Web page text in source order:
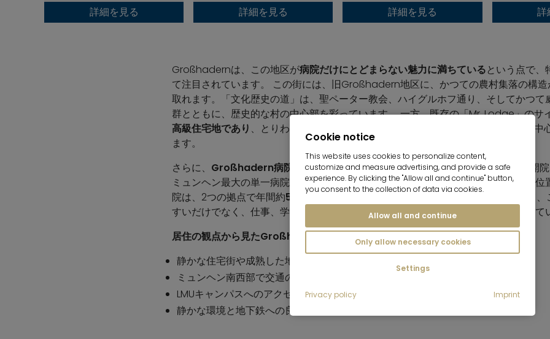
詳細を見る
詳細を見る
詳細を見る
詳
Großhadernは、この地区が病院だけにとどまらない魅力に満ちているという点で、
て注目されています。 この街には、旧Großhadern地区に、かつての農村集落の構
取れます。「文化歴史の道」は、聖ペーター教会、ハイグルホフ通り、そしてかつて
群とともに、歴史的な村の中心部を彩っています。 一方、既存の「Mr. Lodge」のサ
高級住宅地であり 、とりわけ一戸建て住宅や19世紀に建てられた改修済みの農家が中
ます。
さらに、 Großhadern病院という大きな立地要因も加わります。市は、1974年に開
ミュンヘン最大の単一病院複合施設であり、バイエルン州最大の大学病院であると位
院は、2つの拠点で年間約50万人の患者を
診療しています。 Großhadernにとって
すいだけでなく、仕事、学術、医療の面でも極めて重要な拠点であることを意味して
居住の観点から見たGroßhadernの典型的なターゲット層は、
静かな住宅街や成熟した地域環境を重視する
ミュンヘン南西部で交通の便の良い場所に居住を希望する
LMUキャンパスへのアクセスが近いことを重視する、
病院や大学に近い世帯
静かな環境と地下鉄への良好なアクセスを求める、
Cookie notice
This website uses cookies to personalize content,
customize and measure advertising, and provide a safe
experience. By clicking the "Allow all and continue" button,
you consent to the collection of data via cookies.
Allow all and continue
Only allow necessary cookies
Settings
Privacy policy Imprint